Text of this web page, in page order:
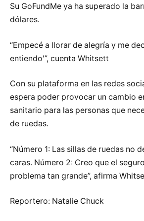
Su GoFundMe ya ha superado la
dólares.
“Empecé a llorar de alegría y me
entiendo'”, cuenta Whitsett
Con su plataforma en las redes
espera poder provocar un cambio
sanitario para las personas que
de ruedas.
“Número 1: Las sillas de ruedas no
caras. Número 2: Creo que el
problema tan grande”, afirma
Reportero: Natalie Chuck